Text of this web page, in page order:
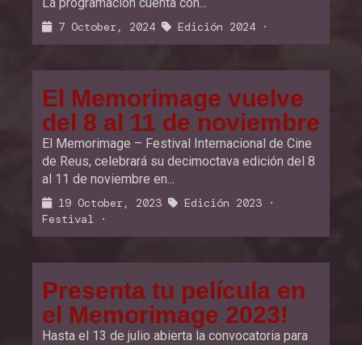
7 October, 2024 Edición 2024 ·
El Memorimage vuelve
del 8 al 11 de noviembre
El Memorimage – Festival Internacional de Cine
de Reus, celebrará su decimoctava edición del 8
al 11 de noviembre en...
19 October, 2023 Edición 2023 ·
Festival ·
Presenta tu película en
el Memorimage 2023!
Hasta el 13 de julio abierta la convocatoria para